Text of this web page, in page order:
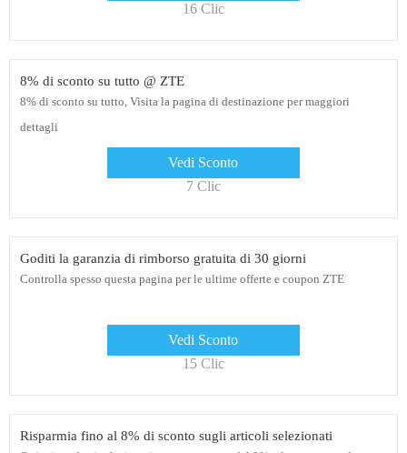
16 Clic
8% di sconto su tutto @ ZTE
8% di sconto su tutto, Visita la pagina di destinazione per maggiori
dettagli
Vedi Sconto
7 Clic
Goditi la garanzia di rimborso gratuita di 30 giorni
Controlla spesso questa pagina per le ultime offerte e coupon ZTE
Vedi Sconto
15 Clic
Risparmia fino al 8% di sconto sugli articoli selezionati